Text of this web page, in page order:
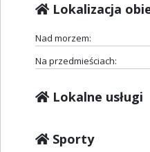
Lokalizacja
Nad morzem:
Na przedmieściach:
Lokalne usługi
Sporty